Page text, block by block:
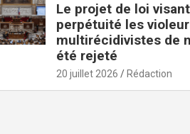
Le projet de loi
perpétuité les
multirécidivistes de
été rejeté
20 juillet 2026 Rédaction